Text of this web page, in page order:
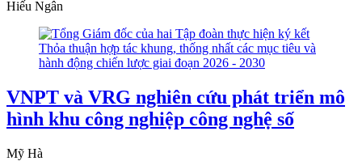
Hiếu Ngân
VNPT và VRG nghiên cứu phát triển mô
hình khu công nghiệp công nghệ số
Mỹ Hà